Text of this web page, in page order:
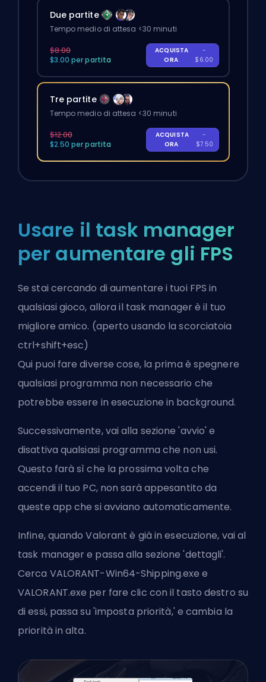
Due partite
Tempo medio di attesa <30 minuti
$8.00
$3.00 per partita
ACQUISTA
ORA
-
$6.00
Tre partite
Tempo medio di attesa <30 minuti
$12.00
$2.50 per partita
ACQUISTA
ORA
-
$7.50
Usare il task manager
per aumentare gli FPS
Se stai cercando di aumentare i tuoi FPS in
qualsiasi gioco, allora il task manager è il tuo
migliore amico. (aperto usando la scorciatoia
ctrl+shift+esc)
Qui puoi fare diverse cose, la prima è spegnere
qualsiasi programma non necessario che
potrebbe essere in esecuzione in background.
Successivamente, vai alla sezione 'avvio' e
disattiva qualsiasi programma che non usi.
Questo farà sì che la prossima volta che
accendi il tuo PC, non sarà appesantito da
queste app che si avviano automaticamente.
Infine, quando Valorant è già in esecuzione, vai al
task manager e passa alla sezione 'dettagli'.
Cerca VALORANT-Win64-Shipping.exe e
VALORANT.exe per fare clic con il tasto destro su
di essi, passa su 'imposta priorità,' e cambia la
priorità in alta.